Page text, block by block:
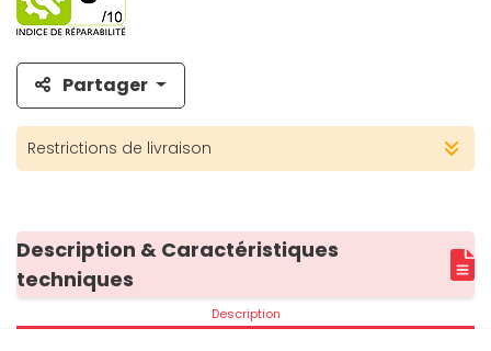
Partager
Restrictions de livraison
Description & Caractéristiques
techniques
Description